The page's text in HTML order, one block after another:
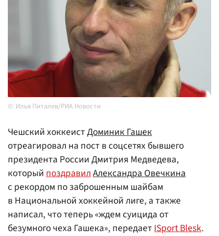
Илья Питалев/РИА Новости
Чешский хоккеистДоминик Гашек
отреагировал на пост в соцсетях бывшего
президента России Дмитрия Медведева,
которыйпоздравилАлександра Овечкина
с рекордом по заброшенным шайбам
в Национальной хоккейной лиге, а также
написал, что теперь «ждем суицида от
безумного чеха Гашека», передаетISport Blesk.